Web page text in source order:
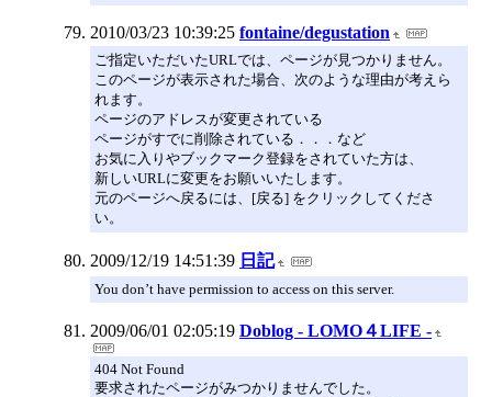
2010/03/23 10:39:25 fontaine/degustation
ご指定いただいたURLでは、ページが見つかりません。
このページが表示された場合、次のような理由が考えら
れます。
ページのアドレスが変更されている
ページがすでに削除されている．．．など
お気に入りやブックマーク登録をされていた方は、
新しいURLに変更をお願いいたします。
元のページへ戻るには、[戻る] をクリックしてくださ
い。
2009/12/19 14:51:39 日記
You don’t have permission to access on this server.
2009/06/01 02:05:19 Doblog - LOMO４LIFE -
404 Not Found
要求されたページがみつかりませんでした。